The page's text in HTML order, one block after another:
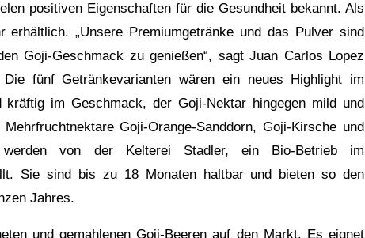
positiven Eigenschaften für die Gesundheit bekannt. Als
„Unsere Premiumgetränke und das Pulver sind
Goji-Geschmack zu genießen“, sagt Juan Carlos Lopez
fünf Getränkevarianten wären ein neues Highlight im
im Geschmack, der Goji-Nektar hingegen mild und
Goji-Orange-Sanddorn, Goji-Kirsche und
werden von der Kelterei Stadler, ein Bio-Betrieb im
Sie sind bis zu 18 Monaten haltbar und bieten so den
Jahres.
und gemahlenen Goji-Beeren auf den Markt. Es eignet